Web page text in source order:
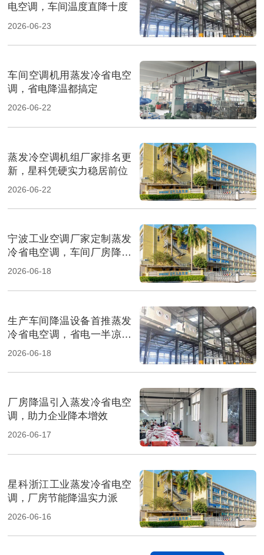
电空调，车间温度直降十度
2026-06-23
车间空调机用蒸发冷省电空
调，省电降温都搞定
2026-06-22
蒸发冷空调机组厂家排名更
新，星科凭硬实力稳居前位
2026-06-22
宁波工业空调厂家定制蒸发
冷省电空调，车间厂房降温
省电
2026-06-18
生产车间降温设备首推蒸发
冷省电空调，省电一半凉快
翻倍
2026-06-18
厂房降温引入蒸发冷省电空
调，助力企业降本增效
2026-06-17
星科浙江工业蒸发冷省电空
调，厂房节能降温实力派
2026-06-16